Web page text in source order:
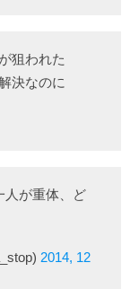
狙われた
決なのに
人が重体、ど
2014, 12